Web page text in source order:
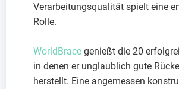
Verarbeitungsqualität spielt eine
Rolle.
WorldBrace genießt die 20
in denen er unglaublich gute
herstellt. Eine angemessen